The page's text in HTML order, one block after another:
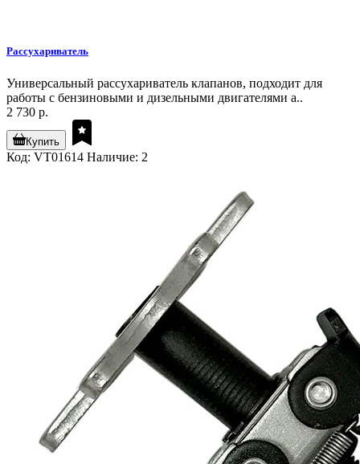
Рассухариватель
Универсальный рассухариватель клапанов, подходит для
работы с бензиновыми и дизельными двигателями а..
2 730 р.
Купить
Код: VT01614 Наличие: 2